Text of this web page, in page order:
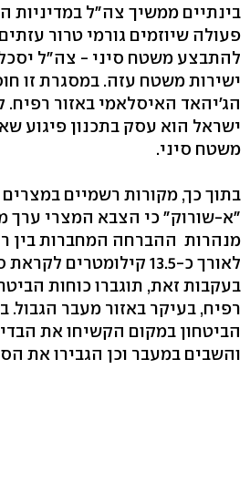
בינתיים ממשיך צה"ל
פעולה שיוזמים גורמי טרור
להתבצע משטח סיני - צה"ל
ישירות משטח עזה. במסגרת זו
הג'יהאד האיסלאמי באזור רפיח.
ישראל הוא עסק בתכנון פיגוע
משטח סיני.
בתוך כך, מקורות רשמיים במצרים
"א-שורוק" כי הצבא המצרי ערך
מנהרות ההברחה המחברות בין
לאורך כ-13.5 קילומטרים
בעקבות זאת, תוגברו כוחות
רפיח, בעיקר באזור מעבר הגבול.
הביטחון במקום הקשיחו את
והשבים במעבר וכן הגבירו את